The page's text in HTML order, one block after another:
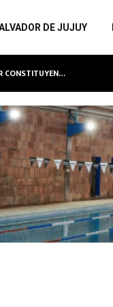
DE JUJUY
CONSTITUYEN…